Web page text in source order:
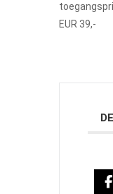
EUR 39,-